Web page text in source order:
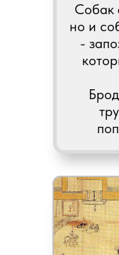
Собак
но и
-